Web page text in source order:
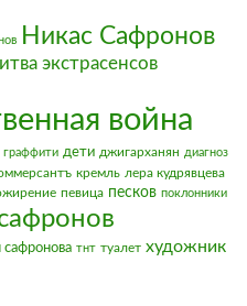
Никас Сафронов
экстрасенсов
война
граффити дети джигарханян диагноз
кремль лера кудрявцева
певица песков поклонники
сафронова тнт туалет художник